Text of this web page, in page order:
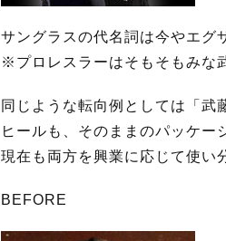
サングラスの代名詞は今やエグ
※プロレスラーはそもそもみな
同じような転向例としては「武
ヒールも、そのままのパッケー
現在も両方を興業に応じて使い
BEFORE